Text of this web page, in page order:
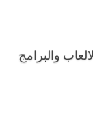
والبرامج